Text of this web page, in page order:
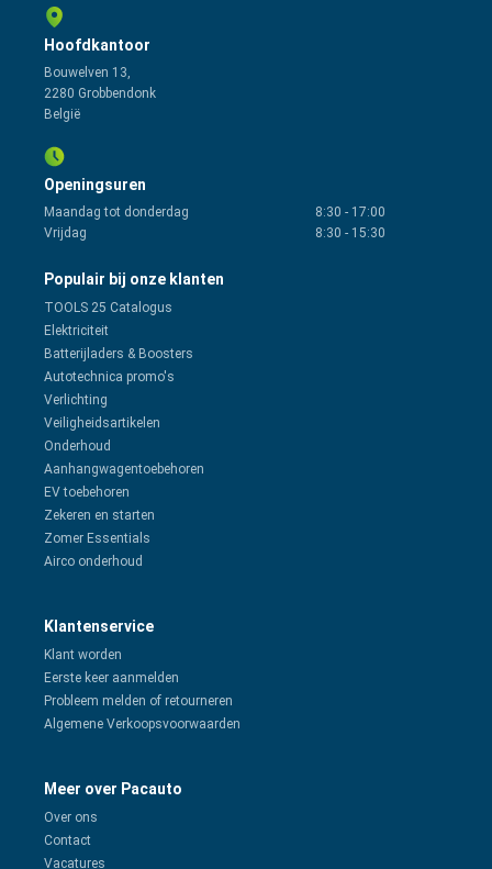
Hoofdkantoor
Bouwelven 13,
2280 Grobbendonk
België
Openingsuren
Maandag tot donderdag 8:30 - 17:00
Vrijdag
8:30 - 15:30
Populair bij onze klanten
TOOLS 25 Catalogus
Elektriciteit
Batterijladers & Boosters
Autotechnica promo's
Verlichting
Veiligheidsartikelen
Onderhoud
Aanhangwagentoebehoren
EV toebehoren
Zekeren en starten
Zomer Essentials
Airco onderhoud
Klantenservice
Klant worden
Eerste keer aanmelden
Probleem melden of retourneren
Algemene Verkoopsvoorwaarden
Meer over Pacauto
Over ons
Contact
Vacatures